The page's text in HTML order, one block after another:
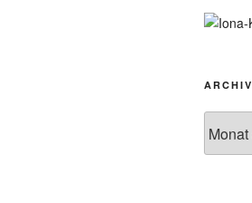
ARCHIV